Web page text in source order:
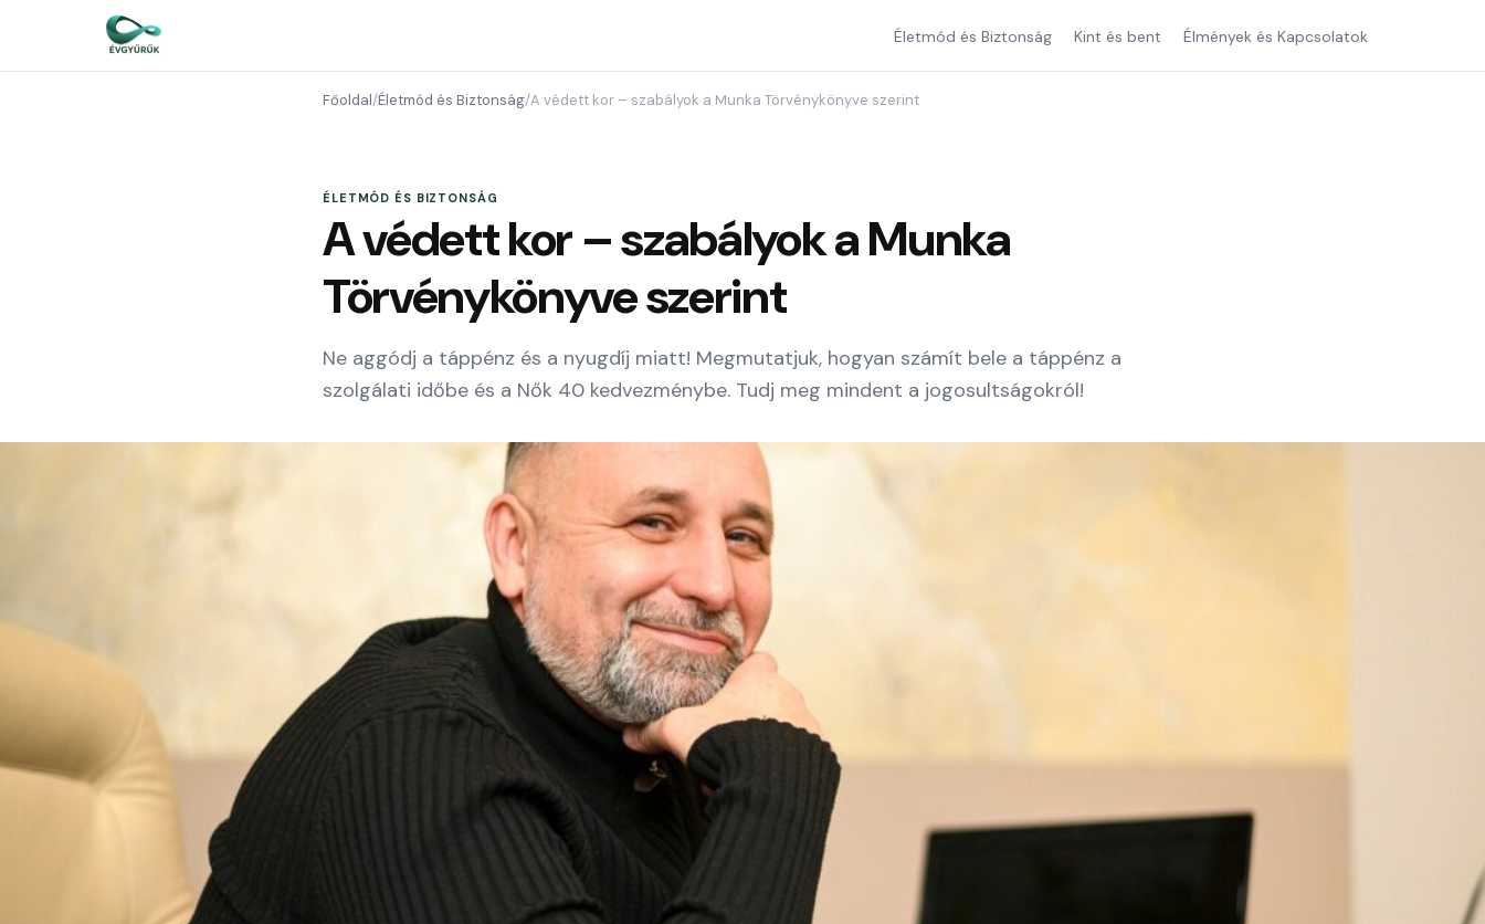
Életmód és Biztonság Kint és bent Élmények és Kapcsolatok
Főoldal/Életmód és Biztonság/A védett kor – szabályok a Munka Törvénykönyve szerint
ÉLETMÓD ÉS BIZTONSÁG
A védett kor – szabályok a Munka
Törvénykönyve szerint
Ne aggódj a táppénz és a nyugdíj miatt! Megmutatjuk, hogyan számít bele a táppénz a
szolgálati időbe és a Nők 40 kedvezménybe. Tudj meg mindent a jogosultságokról!